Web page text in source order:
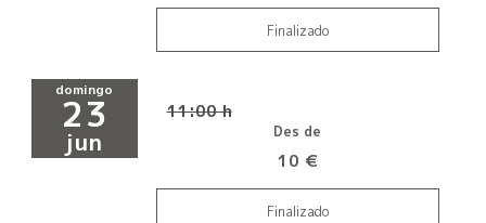
Finalizado
domingo
23
jun
11:00 h
Des de
10 €
Finalizado